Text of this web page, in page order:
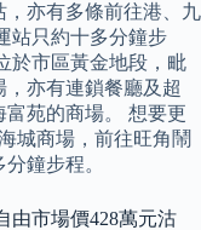
亦有多條前往港、九
站只約十多分鐘步
於市區黃金地段，毗
亦有連鎖餐廳及超
苑的商場。 想要更
城商場，前往旺角鬧
鐘步程。
由市場價428萬元沽